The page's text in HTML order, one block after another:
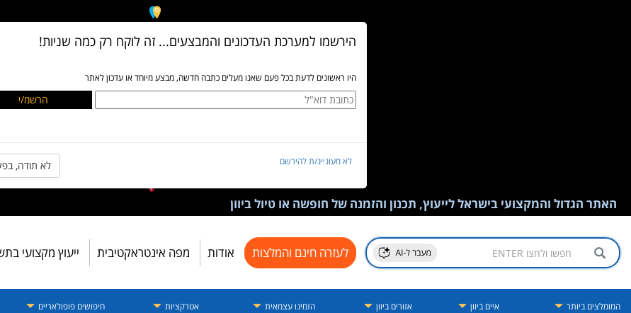
האתר הגדול והמקצועי בישראל לייעוץ, תכנון והזמנה של חופשה או טיול ביוון
לעזרה חינם והמלצות אודות מפה אינטראקטיבית ייעוץ מקצועי
המומלצים ביותר איים ביוון אזורים ביוון הזמינו עצמאית אטרקציות חיפושים פופולאריים
הירשמו למערכת העדכונים והמבצעים... זה לוקח רק כמה שניות!
היו ראשונים לדעת בכל פעם שאנו מעלים כתבה חדשה, מבצע מיוחד או עדכון לאתר
לא מעוניינ/ת להירשם לא תודה,